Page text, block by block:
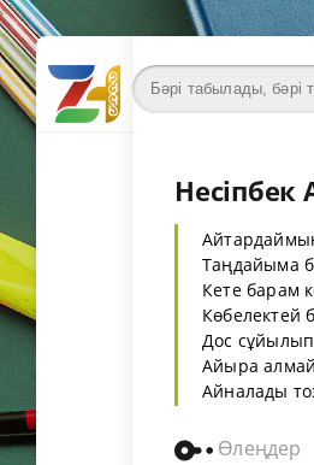
Таңдайыма
Кете барам
Көбелектей
Дос
Айыра
Айналады
Өлеңдер